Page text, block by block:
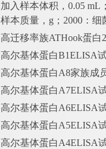
加入样本体积，0.05 mL
样本质量，g；2000：
高迁移率族ATHook蛋白
高尔基体蛋白B1ELISA
高尔基体蛋白A8家族成
高尔基体蛋白A7ELISA
高尔基体蛋白A6ELISA
高尔基体蛋白A5ELISA
高尔基体蛋白A4ELISA